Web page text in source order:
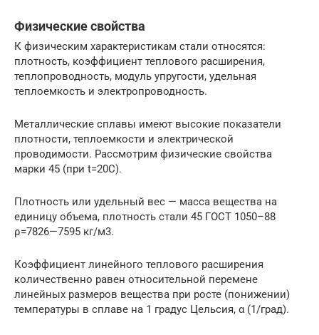
Физические свойства
К физическим характеристикам стали относятся:
плотность, коэффициент теплового расширения,
теплопроводность, модуль упругости, удельная
теплоемкость и электропроводность.
Металлические сплавы имеют высокие показатели
плотности, теплоемкости и электрической
проводимости. Рассмотрим физические свойства
марки 45 (при t=20C).
Плотность или удельный вес — масса вещества на
единицу объема, плотность стали 45 ГОСТ 1050–88
ρ=7826—7595 кг/м3.
Коэффициент линейного теплового расширения
количественно равен относительной перемене
линейных размеров вещества при росте (понижении)
температуры в сплаве на 1 градус Цельсия, α (1/град).